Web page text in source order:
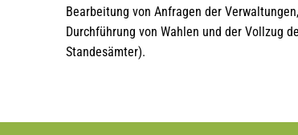
Bearbeitung von Anfragen der
Durchführung von Wahlen und der Vollzug
Standesämter).